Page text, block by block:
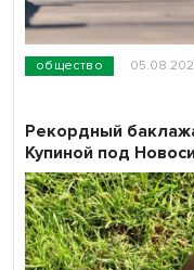
общество
Рекордный
Купиной под